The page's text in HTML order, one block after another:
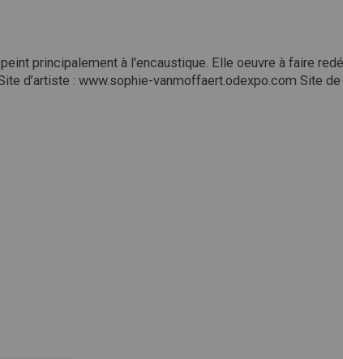
peint principalement à l'encaustique. Elle oeuvre à faire
d’artiste : www.sophie-vanmoffaert.odexpo.com Site